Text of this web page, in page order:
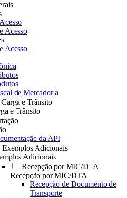
Acesso
Acesso
de Mercadoria
e Trânsito
e Trânsito
da API
Exemplos Adicionais
Adicionais
Recepção por MIC/DTA
Recepção por MIC/DTA
Recepção de Documento de
Transporte